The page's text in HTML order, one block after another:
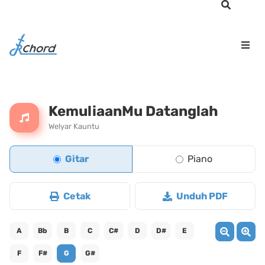
KemuliaanMu Datanglah
Welyar Kauntu
Gitar Piano
Cetak Unduh PDF
A Bb B C C# D D# E
F F# G G#